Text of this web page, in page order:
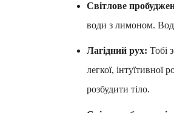
Світлове
води з лимоном.
Лагідний рух: Тобі
легкої, інтуїтивної
розбудити тіло.